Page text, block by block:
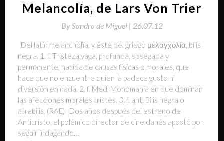
Melancolía, de Lars Von Trier
BySandra de Miguel | 26.07.12
Del latín melancholĭa, y éste del griego μελαγχολία, bilis
negra. 1. f. Tristeza vaga, profunda, sosegada y
permanente, nacida de causas físicas o morales, que
hace que no encuentre quien la padece gusto ni
diversión en nada. 2. f. Med. Monomanía en que dominan
las afecciones morales tristes. 3. f. ant. Bilis negra o
atrabilis. (RAE) Dos años después del estreno de
Anticristo, el polémico director de cine danés apostó por
seguir indagando…